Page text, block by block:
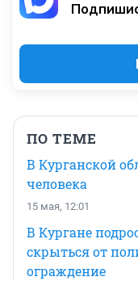
ПО ТЕМЕ
В Курганской
человека
15 мая, 12:01
В Кургане
скрыться от
ограждение